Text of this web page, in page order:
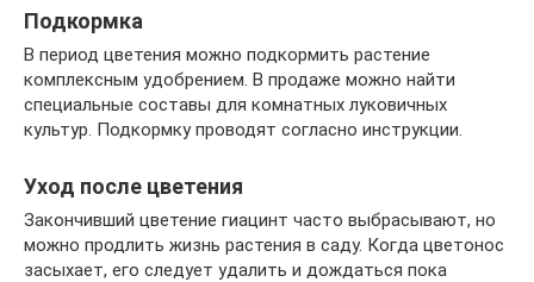
Подкормка
В период цветения можно подкормить растение
комплексным удобрением. В продаже можно найти
специальные составы для комнатных луковичных
культур. Подкормку проводят согласно инструкции.
Уход после цветения
Закончивший цветение гиацинт часто выбрасывают, но
можно продлить жизнь растения в саду. Когда цветонос
засыхает, его следует удалить и дождаться пока